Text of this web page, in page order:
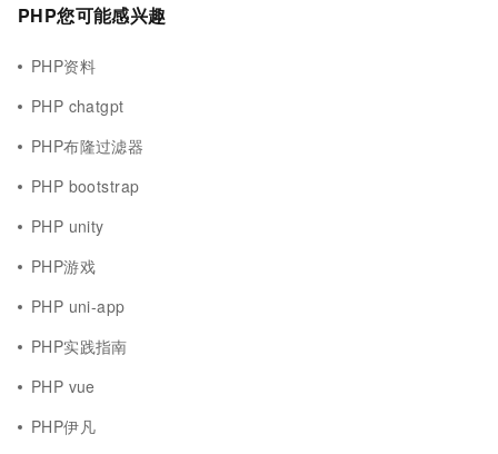
PHP您可能感兴趣
PHP资料
PHP chatgpt
PHP布隆过滤器
PHP bootstrap
PHP unity
PHP游戏
PHP uni-app
PHP实践指南
PHP vue
PHP伊凡